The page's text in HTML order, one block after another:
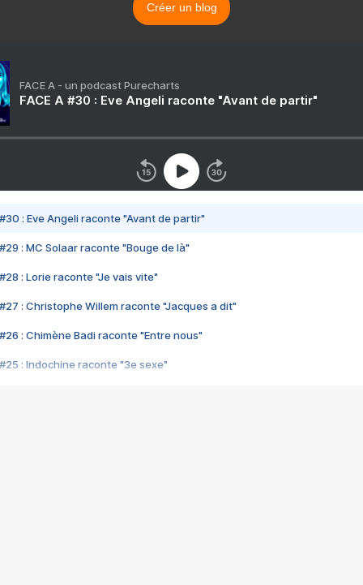
Créer un blog
FACE A - un podcast Purecharts
FACE A #30 : Eve Angeli raconte "Avant de partir"
#30 : Eve Angeli raconte "Avant de partir"
#29 : MC Solaar raconte "Bouge de là"
#28 : Lorie raconte "Je vais vite"
#27 : Christophe Willem raconte "Jacques a dit"
#26 : Chimène Badi raconte "Entre nous"
#25 : Indochine raconte "3e sexe"